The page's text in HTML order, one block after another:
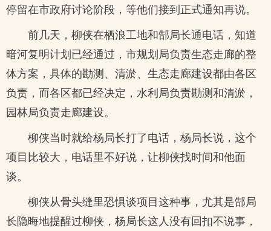
停留在市政府讨论阶段，等他们接到正式通知再说。
前几天，柳侠在栖浪工地和郜局长通电话，知道
暗河复明计划已经通过，市规划局负责生态走廊的整
体方案，具体的勘测、清淤、生态走廊建设都由各区
负责，而各区都已经决定，水利局负责勘测和清淤，
园林局负责走廊建设。
柳侠当时就给杨局长打了电话，杨局长说，这个
项目比较大，电话里不好说，让柳侠找时间和他面
谈。
柳侠从骨头缝里恐惧谈项目这种事，尤其是郜局
长隐晦地提醒过柳侠，杨局长这人没有回扣不说事，